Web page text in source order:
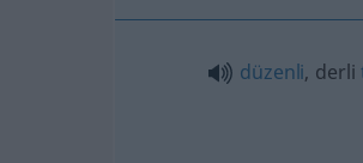
düzenli, derli